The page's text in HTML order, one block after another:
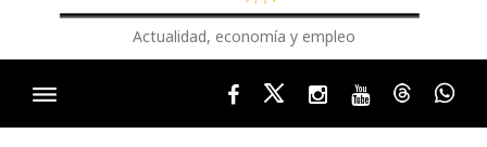
Actualidad, economía y empleo
FacebookTwitterInstagram
YoutubeThreads